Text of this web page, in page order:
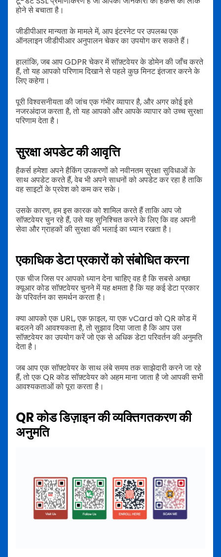
होने से बचाता है।
जीडीपीआर मान्यता के मामले में, आप इंटरनेट पर उपलब्ध एक
ऑनलाइन जीडीपीआर अनुपालन चेकर का उपयोग कर सकते हैं।
हालांकि, जब आप GDPR चेकर में सॉफ़्टवेयर के डोमेन की जाँच करते
हैं, तो यह आपको परिणाम दिखाने से पहले कुछ मिनट इंतजार करने के
लिए कहेगा।
पूरी विश्वसनीयता की जांच एक गंभीर व्यापार है, और अगर कोई इसे
नजरअंदाज करता है, तो यह आपको और आपके व्यापार को उच्च सुरक्षा
परिणाम देता है।
सुरक्षा अपडेट की आवृत्ति
हैकर्स हमेशा अपने हैकिंग उपकरणों को नवीनतम सुरक्षा सुविधाओं के
साथ अपडेट करते हैं, वेब भी अपने साधनों को अपडेट कर रहा है ताकि
वह साइटों के प्रवेश को कम कर सके।
उसके कारण, हम इस कारक को शामिल करते हैं ताकि आप जो
सॉफ़्टवेयर चुन रहे हैं, उसे यह सुनिश्चित करने के लिए कि वह अपनी
सेवा और ग्राहकों की सुरक्षा की भलाई का ध्यान रखता है।
एकाधिक डेटा प्रकारों को संबोधित करना
एक चीज जिस पर आपको ध्यान देना चाहिए वह है कि सबसे अच्छा
क्यूआर कोड सॉफ़्टवेयर चुनने में यह क्षमता है कि यह कई डेटा प्रकार
के परिवर्तन का समर्थन करता है।
क्या आपको एक URL, एक फ़ाइल, या एक vCard को QR कोड में
बदलने की आवश्यकता है, तो सुझाव दिया जाता है कि आप उस
सॉफ़्टवेयर का उपयोग करें जो एक से अधिक डेटा परिवर्तन की अनुमति
देता है।
जब आप एक सॉफ़्टवेयर के साथ लंबे समय तक साझेदारी करने जा रहे
हैं, तो एक QR कोड सॉफ़्टवेयर को अहम माना जाता है जो आपकी सभी
आवश्यकताओं को पूरा करता है।
QR कोड डिज़ाइन की व्यक्तिगतकरण की
अनुमति